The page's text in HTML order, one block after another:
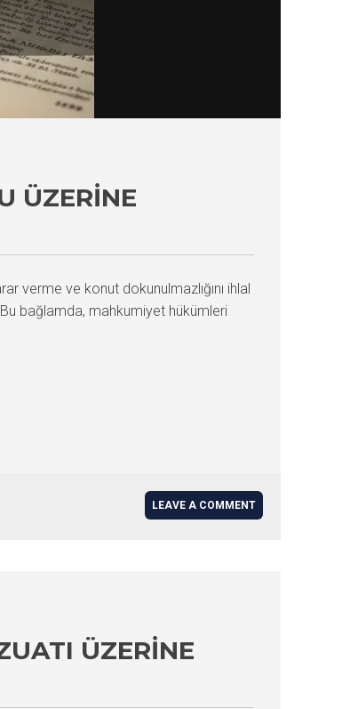
ÜZERINE
verme ve konut dokunulmazlığını ihlal
bağlamda, mahkumiyet hükümleri
LEAVE A COMMENT
ÜZERINE